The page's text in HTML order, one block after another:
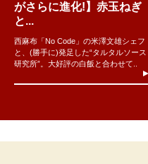
がさらに進化!】赤玉ねぎ
と...
西麻布「No Code」の米澤文雄シェフ
と、(勝手に)発足した“タルタルソース
研究所”。大好評の白飯と合わせて..